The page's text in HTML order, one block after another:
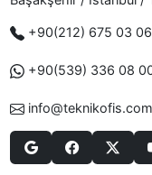
+90(212) 675 03 06
+90(539) 336 08
info@teknikofis.com